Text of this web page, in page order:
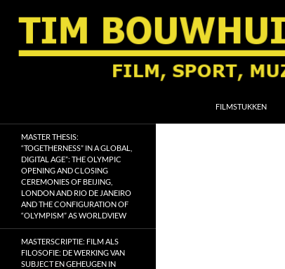
naar
inhoud
FILMSTUKKEN
geschiedenis
MASTER THESIS:
“TOGETHERNESS” IN A GLOBAL,
DIGITAL AGE”: THE OLYMPIC
OPENING AND CLOSING
CEREMONIES OF BEIJING,
LONDON AND RIO DE JANEIRO
AND THE CONFIGURATION OF
“OLYMPISM” AS WORLDVIEW
MASTERSCRIPTIE: FILM ALS
FILOSOFIE: DE WERKING VAN
SUBJECT EN GEHEUGEN IN